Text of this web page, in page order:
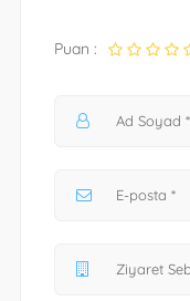
Puan :